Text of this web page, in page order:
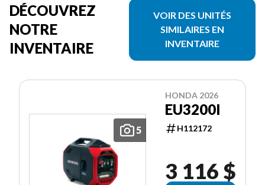
DÉCOUVREZ
NOTRE
INVENTAIRE
VOIR DES UNITÉS
SIMILAIRES EN
INVENTAIRE
5
HONDA 2026
EU3200I
H112172
3 116 $